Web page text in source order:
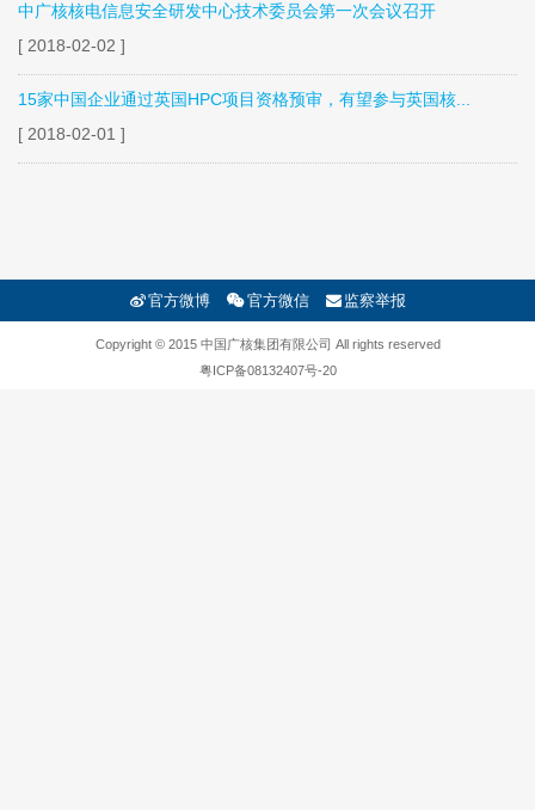
中广核核电信息安全研发中心技术委员会第一次会议召开
[ 2018-02-02 ]
15家中国企业通过英国HPC项目资格预审，有望参与英国核...
[ 2018-02-01 ]
官方微博 官方微信 监察举报
Copyright © 2015 中国广核集团有限公司 All rights reserved
粤ICP备08132407号-20